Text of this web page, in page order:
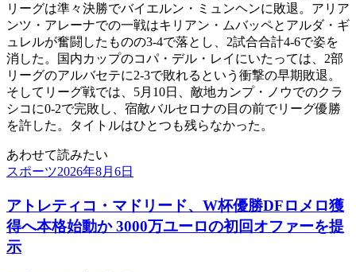
リーグは準々決勝でバイエルン・ミュンヘンに敗退。アリア
ンツ・アレーナでの一戦はキリアン・ムバッペとアルダ・ギ
ュレルが奮闘したものの3-4で落とし、2試合合計4-6で姿を
消した。国内カップのコパ・デル・レイにいたっては、2部
リーグのアルバセテに2-3で敗れるという衝撃の早期敗退。
そしてリーグ戦では、5月10日、敵地カンプ・ノウでのクラ
シコに0-2で完敗し、宿敵バルセロナの目の前でリーグ優勝
を許した。タイトルはひとつも残らなかった。
あわせて読みたい
スポーツ2026年8月6日
アトレティコ・マドリード、W杯優勝DFロメロ獲
得へ本格始動か 3000万ユーロの初回オファーを提
示